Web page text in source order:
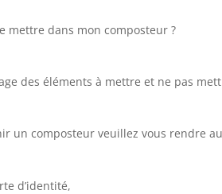
mettre dans mon composteur ?
des éléments à mettre et ne pas
un composteur veuillez vous rendre
d’identité,